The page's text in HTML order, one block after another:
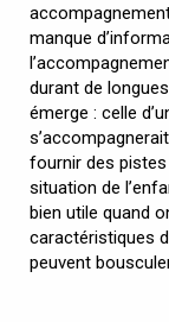
manque
durant de
émerge : celle
fournir des
situation de
bien utile quand
caractéristiques
peuvent